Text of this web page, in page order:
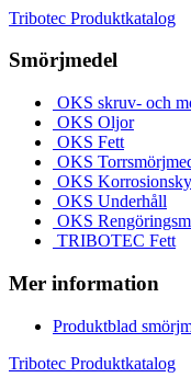
Tribotec Produktkatalog
Smörjmedel
OKS skruv- och
OKS Oljor
OKS Fett
OKS
OKS
OKS Underhåll
OKS
TRIBOTEC Fett
Mer information
Produktblad
Tribotec Produktkatalog